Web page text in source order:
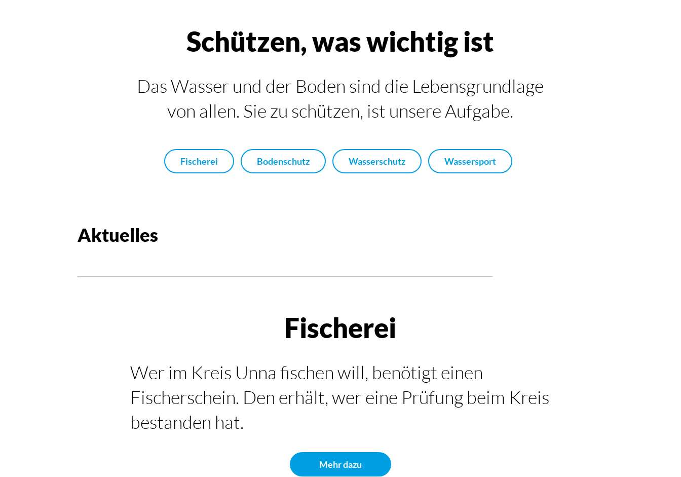
Schützen, was wichtig ist
Das Wasser und der Boden sind die Lebensgrundlage
von allen. Sie zu schützen, ist unsere Aufgabe.
Fischerei Bodenschutz Wasserschutz Wassersport
Aktuelles
Fischerei
Wer im Kreis Unna fischen will, benötigt einen
Fischerschein. Den erhält, wer eine Prüfung beim Kreis
bestanden hat.
Mehr dazu